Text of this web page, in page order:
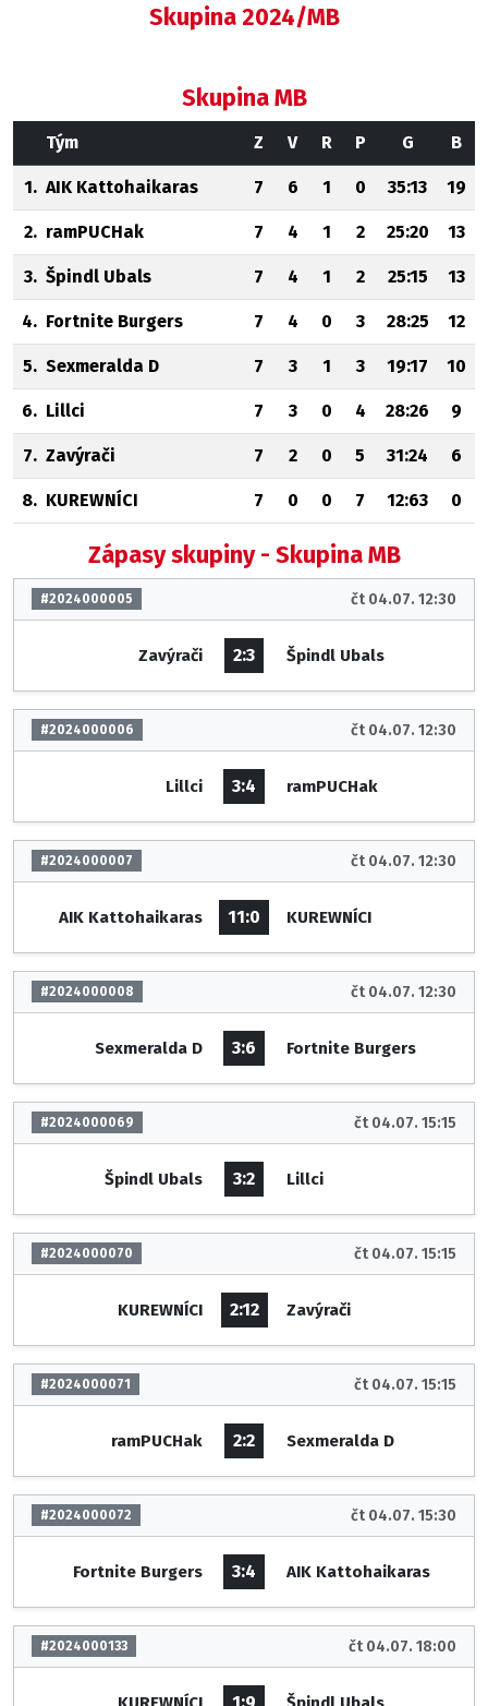
Skupina 2024/MB
Skupina MB
Tým Z V R P G B
1. AIK Kattohaikaras 7 6 1 0 35:13 19
2. ramPUCHak 7 4 1 2 25:20 13
3. Špindl Ubals 7 4 1 2 25:15 13
4. Fortnite Burgers 7 4 0 3 28:25 12
5. Sexmeralda D 7 3 1 3 19:17 10
6. Lillci 7 3 0 4 28:26 9
7. Zavýrači 7 2 0 5 31:24 6
8. KUREWNÍCI 7 0 0 7 12:63 0
Zápasy skupiny - Skupina MB
#2024000005 čt 04.07. 12:30
Zavýrači 2:3 Špindl Ubals
#2024000006 čt 04.07. 12:30
Lillci 3:4 ramPUCHak
#2024000007 čt 04.07. 12:30
AIK Kattohaikaras 11:0 KUREWNÍCI
#2024000008 čt 04.07. 12:30
Sexmeralda D 3:6 Fortnite Burgers
#2024000069 čt 04.07. 15:15
Špindl Ubals 3:2 Lillci
#2024000070 čt 04.07. 15:15
KUREWNÍCI 2:12 Zavýrači
#2024000071 čt 04.07. 15:15
ramPUCHak 2:2 Sexmeralda D
#2024000072 čt 04.07. 15:30
Fortnite Burgers 3:4 AIK Kattohaikaras
#2024000133 čt 04.07. 18:00
1:9